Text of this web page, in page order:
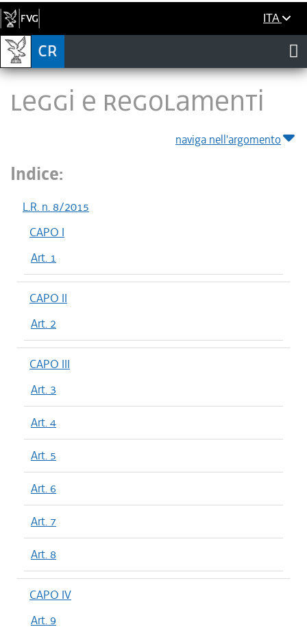
ITA
LEGGI E REGOLAMENTI
naviga nell'argomento
Indice:
L.R. n. 8/2015
CAPO I
Art. 1
CAPO II
Art. 2
CAPO III
Art. 3
Art. 4
Art. 5
Art. 6
Art. 7
Art. 8
CAPO IV
Art. 9